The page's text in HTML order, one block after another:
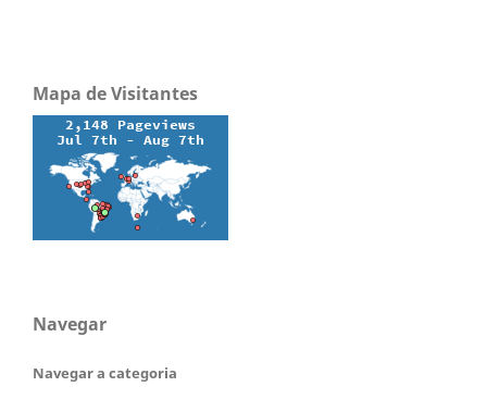
Mapa de Visitantes
Navegar
Navegar a categoria